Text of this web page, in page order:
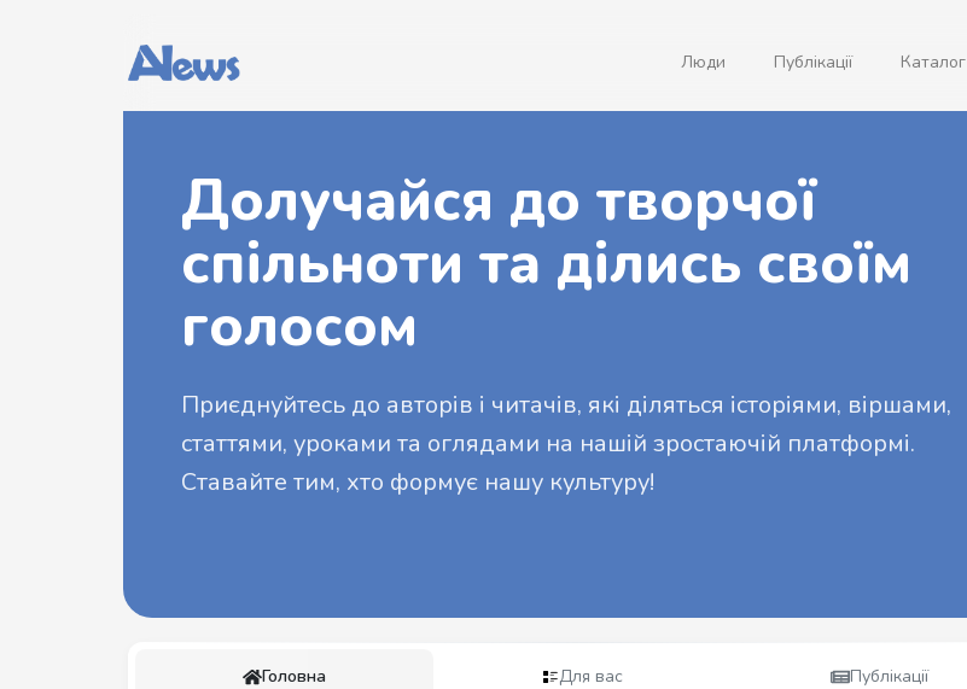
Люди Публікації Каталог
Долучайся до творчої
спільноти та ділись своїм
голосом
Приєднуйтесь до авторів і читачів, які діляться історіями, віршами,
статтями, уроками та оглядами на нашій зростаючій платформі.
Ставайте тим, хто формує нашу культуру!
Головна Для вас Публікації